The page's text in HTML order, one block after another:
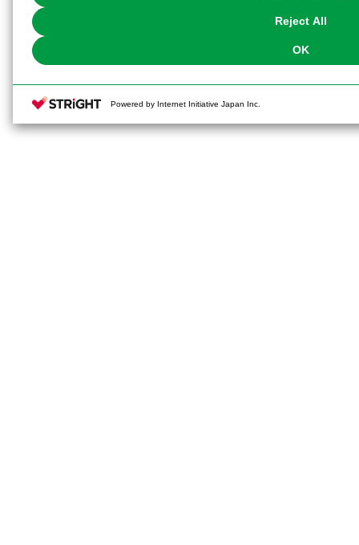
Reject All
OK
Powered by Internet Initiative Japan Inc.